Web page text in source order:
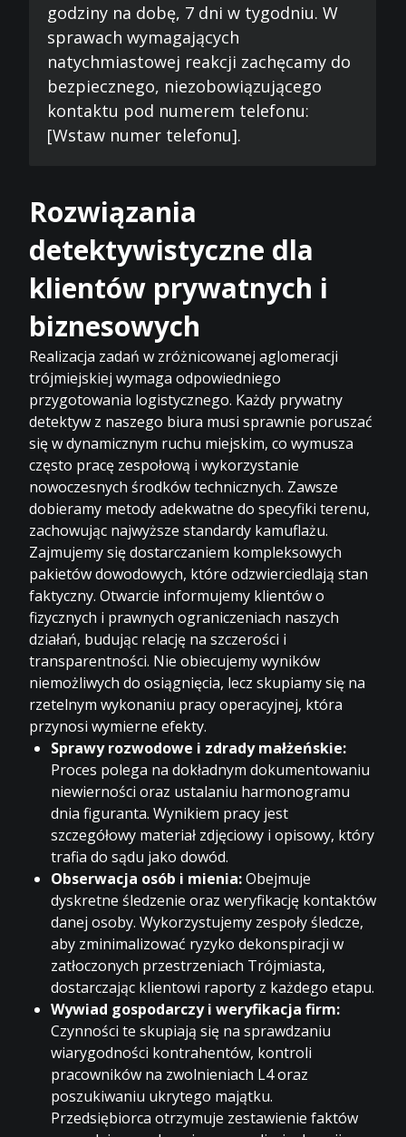
godziny na dobę, 7 dni w tygodniu. W
sprawach wymagających
natychmiastowej reakcji zachęcamy do
bezpiecznego, niezobowiązującego
kontaktu pod numerem telefonu:
[Wstaw numer telefonu].
Rozwiązania
detektywistyczne dla
klientów prywatnych i
biznesowych
Realizacja zadań w zróżnicowanej aglomeracji
trójmiejskiej wymaga odpowiedniego
przygotowania logistycznego. Każdy prywatny
detektyw z naszego biura musi sprawnie poruszać
się w dynamicznym ruchu miejskim, co wymusza
często pracę zespołową iwykorzystanie
nowoczesnych środków technicznych. Zawsze
dobieramy metody adekwatne do specyfiki terenu,
zachowując najwyższe standardy kamuflażu.
Zajmujemy się dostarczaniem kompleksowych
pakietów dowodowych, które odzwierciedlają stan
faktyczny. Otwarcie informujemy klientów o
fizycznych i prawnych ograniczeniach naszych
działań, budując relację na szczerości i
transparentności. Nie obiecujemy wyników
niemożliwych do osiągnięcia, lecz skupiamy się na
rzetelnym wykonaniu pracy operacyjnej, która
przynosi wymierne efekty.
Sprawy rozwodowe i zdrady małżeńskie:
Proces polega na dokładnym dokumentowaniu
niewierności oraz ustalaniu harmonogramu
dnia figuranta. Wynikiem pracy jest
szczegółowy materiał zdjęciowy i opisowy, który
trafia do sądu jako dowód.
Obserwacja osób i mienia:Obejmuje
dyskretne śledzenie oraz weryfikację kontaktów
danej osoby. Wykorzystujemy zespoły śledcze,
aby zminimalizować ryzyko dekonspiracji w
zatłoczonych przestrzeniach Trójmiasta,
dostarczając klientowi raporty z każdego etapu.
Wywiad gospodarczy i weryfikacja firm:
Czynności te skupiają się na sprawdzaniu
wiarygodności kontrahentów, kontroli
pracowników na zwolnieniach L4 oraz
poszukiwaniu ukrytego majątku.
Przedsiębiorca otrzymuje zestawienie faktów